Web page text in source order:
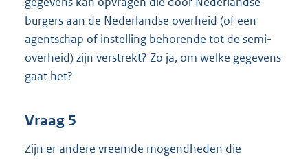
burgers aan de Nederlandse overheid (of een
agentschap of instelling behorende tot de semi-
overheid) zijn verstrekt? Zo ja, om welke gegevens
gaat het?
Vraag 5
Zijn er andere vreemde mogendheden die